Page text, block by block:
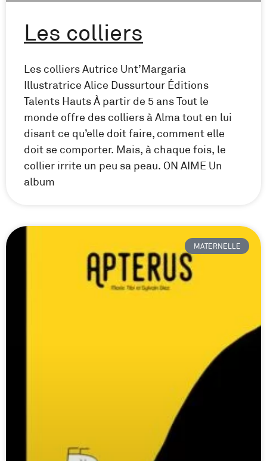
Les colliers
Les colliers Autrice Unt’Margaria
Illustratrice Alice Dussurtour Éditions
Talents Hauts À partir de 5 ans Tout le
monde offre des colliers à Alma tout en lui
disant ce qu’elle doit faire, comment elle
doit se comporter. Mais, à chaque fois, le
collier irrite un peu sa peau. ON AIME Un
album
MATERNELLE